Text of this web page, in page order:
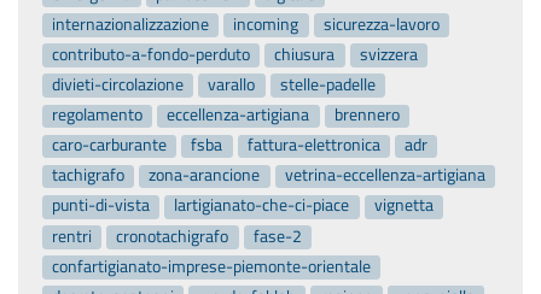
internazionalizzazione
incoming
sicurezza-lavoro
contributo-a-fondo-perduto
chiusura
svizzera
divieti-circolazione
varallo
stelle-padelle
regolamento
eccellenza-artigiana
brennero
caro-carburante
fsba fattura-elettronica
adr
tachigrafo
zona-arancione
vetrina-eccellenza-artigiana
punti-di-vista
lartigianato-che-ci-piace
vignetta
rentri
cronotachigrafo
fase-2
confartigianato-imprese-piemonte-orientale